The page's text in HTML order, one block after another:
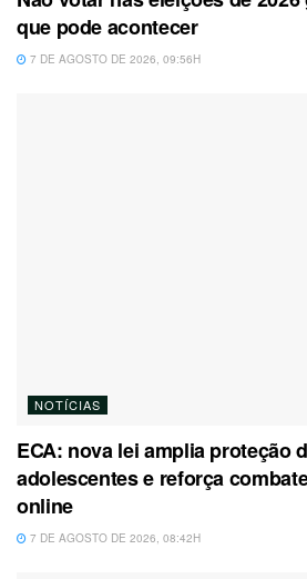
que pode acontecer
7 DE AGOSTO DE 2026, 09:56H
NOTÍCIAS
ECA: nova lei amplia proteção
adolescentes e reforça
online
7 DE AGOSTO DE 2026, 08:42H